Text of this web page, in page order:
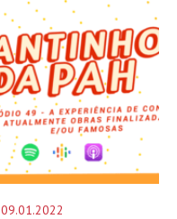
09.01.2022